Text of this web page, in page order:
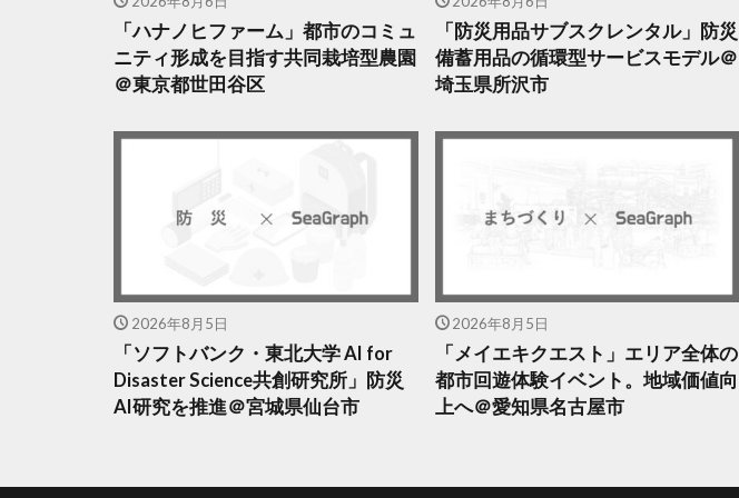
「ハナノヒファーム」都市のコミュ
ニティ形成を目指す共同栽培型農園
＠東京都世田谷区
「防災用品サブスクレンタル」防災
備蓄用品の循環型サービスモデル＠
埼玉県所沢市
2026年8月5日
「ソフトバンク・東北大学 AI for
Disaster Science共創研究所」防災
AI研究を推進＠宮城県仙台市
2026年8月5日
「メイエキクエスト」エリア全体の
都市回遊体験イベント。地域価値向
上へ＠愛知県名古屋市